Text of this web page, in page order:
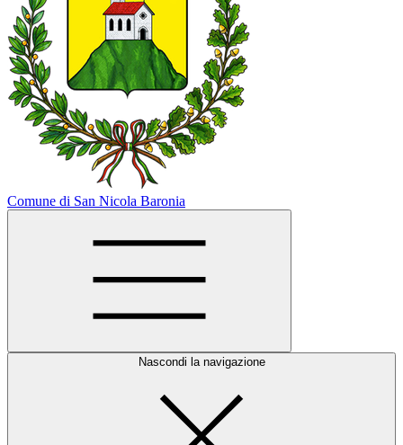
Comune di San Nicola Baronia
Nascondi la navigazione